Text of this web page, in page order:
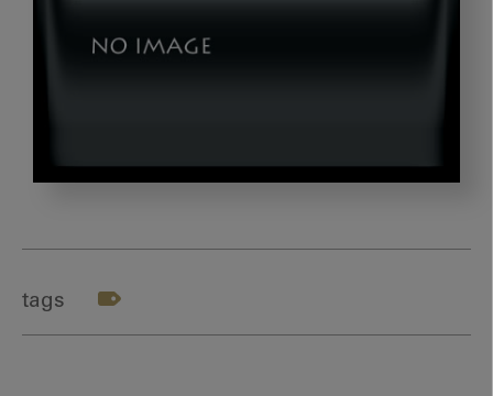
tags